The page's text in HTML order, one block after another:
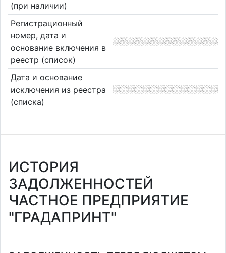
(при наличии)
Регистрационный
номер, дата и
основание включения в
реестр (список)
Дата и основание
исключения из реестра
(списка)
ИСТОРИЯ
ЗАДОЛЖЕННОСТЕЙ
ЧАСТНОЕ ПРЕДПРИЯТИЕ
"ГРАДАПРИНТ"